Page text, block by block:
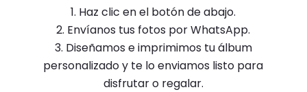
Haz clic en el botón de abajo.
Envíanos tus fotos por WhatsApp.
Diseñamos e imprimimos tu álbum
personalizado y te lo enviamos listo para
disfrutar o regalar.